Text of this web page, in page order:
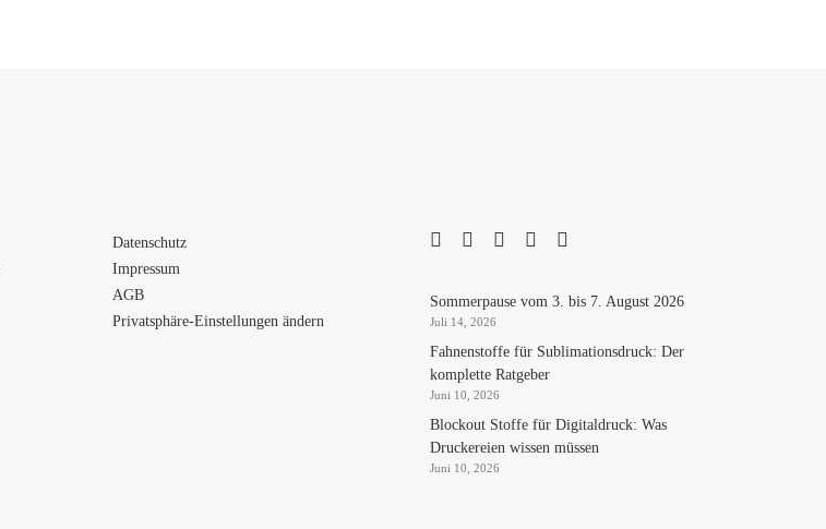
Datenschutz
Impressum
AGB
Privatsphäre-Einstellungen ändern
Sommerpause vom 3. bis 7. August 2026
Juli 14, 2026
Fahnenstoffe für Sublimationsdruck: Der
komplette Ratgeber
Juni 10, 2026
Blockout Stoffe für Digitaldruck: Was
Druckereien wissen müssen
Juni 10, 2026